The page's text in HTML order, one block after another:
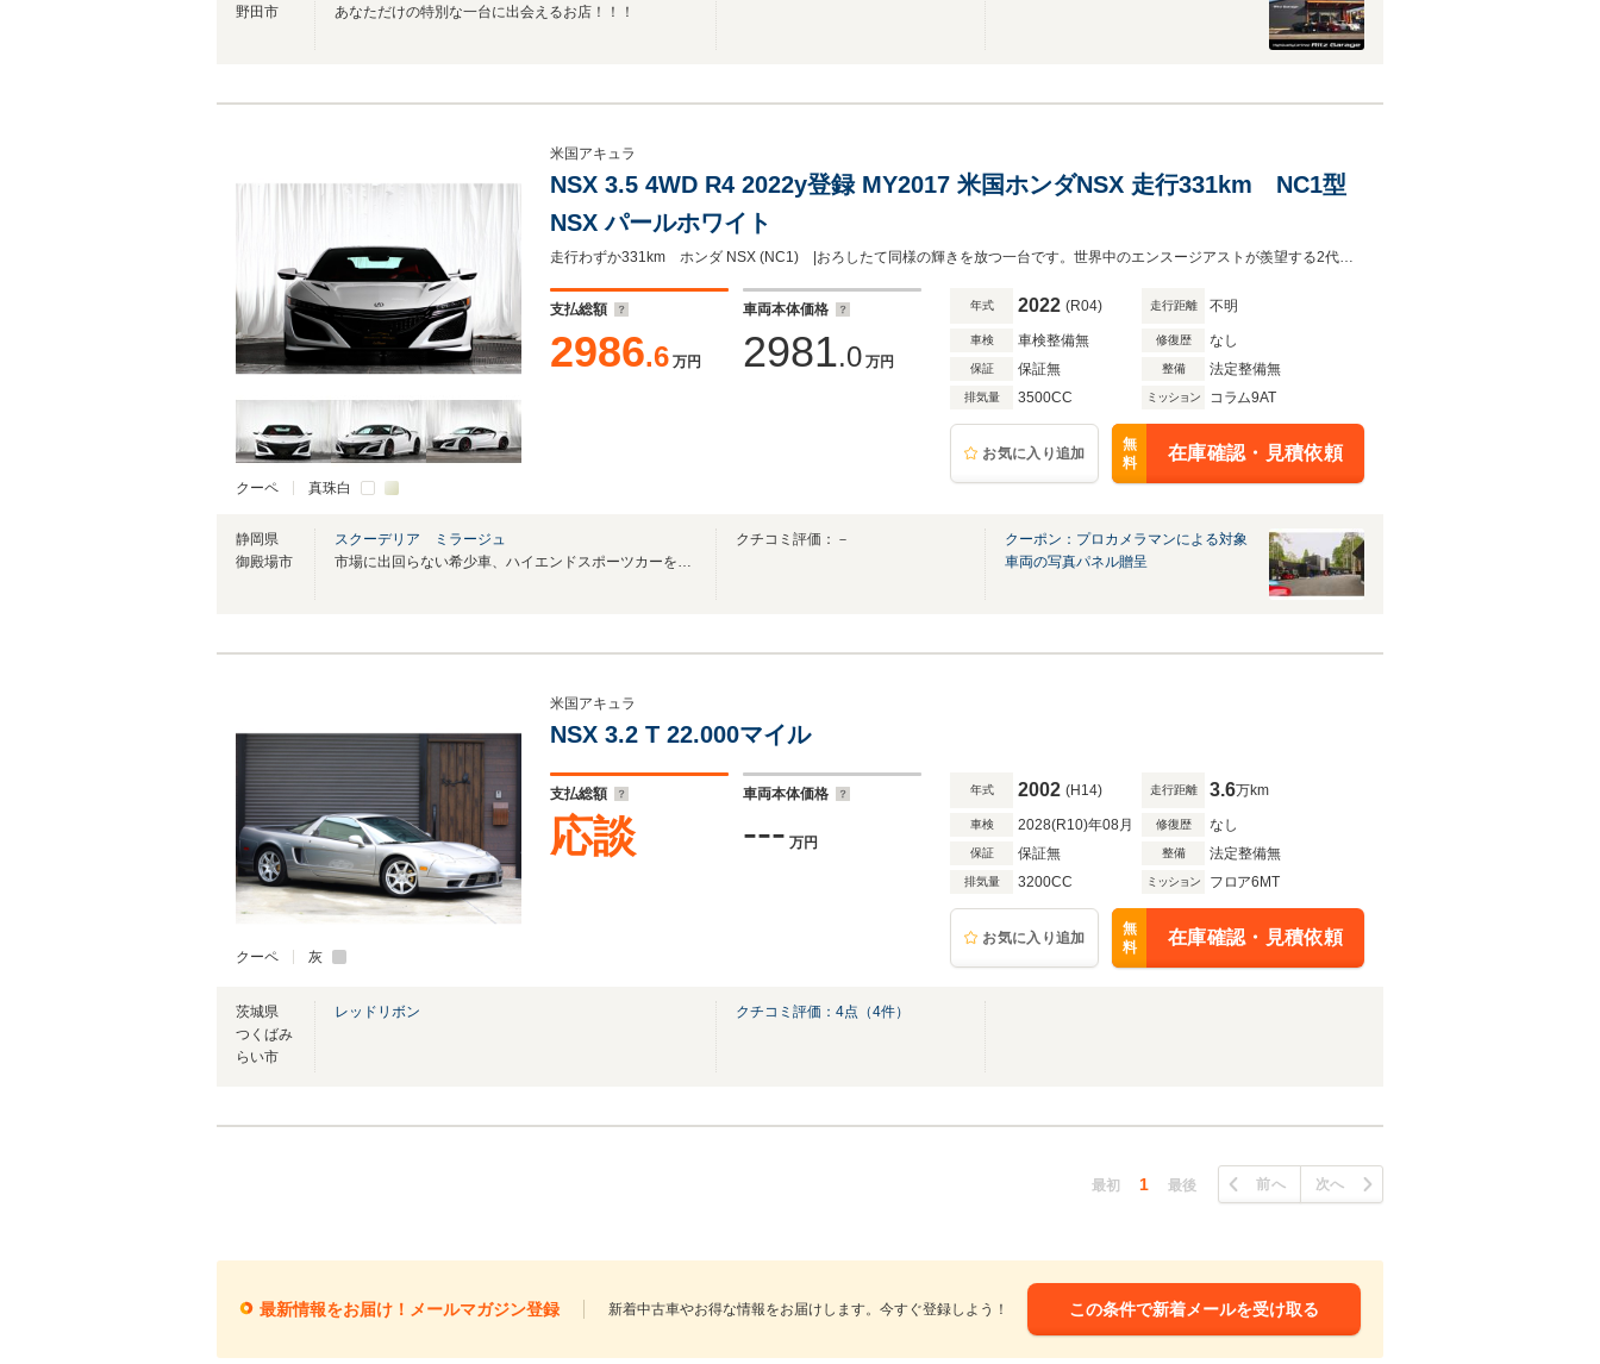
野田市
あなただけの特別な一台に出会えるお店！！！
クーペ 真珠白
米国アキュラ
NSX 3.5 4WD R4 2022y登録 MY2017 米国ホンダNSX 走行331km NC1型
NSX パールホワイト
走行わずか331km ホンダ NSX (NC1) |おろしたて同様の輝きを放つ一台です。世界中のエンスージアストが羨望する2代目NSXが入庫致しました。内外装に傷は一切無いコンディションです。
支払総額
2986.6 万円
車両本体価格
2981.0 万円
年式 2022 (R04) 走行距離 不明
車検 車検整備無 修復歴 なし
保証 保証無 整備 法定整備無
排気量 3500CC ミッション コラム9AT
お気に入り追加
無
料
在庫確認・見積依頼
静岡県
御殿場市
スクーデリア ミラージュ
市場に出回らない希少車、ハイエンドスポーツカーをメインに取り扱っております。
クチコミ評価：－
クーポン：プロカメラマンによる対象
車両の写真パネル贈呈
クーペ 灰
米国アキュラ
NSX 3.2 T 22.000マイル
支払総額
応談
車両本体価格
--- 万円
年式 2002 (H14) 走行距離 3.6万km
車検 2028(R10)年08月 修復歴 なし
保証 保証無 整備 法定整備無
排気量 3200CC ミッション フロア6MT
お気に入り追加
無
料
在庫確認・見積依頼
茨城県
つくばみ
らい市
レッドリボン クチコミ評価： 4点（4件）
最初 1 最後 前へ 次へ
最新情報をお届け！メールマガジン登録 新着中古車やお得な情報をお届けします。今すぐ登録しよう！ この条件で新着メールを受け取る